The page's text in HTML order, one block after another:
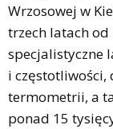
Wrzosowej w
trzech latach
specjalistyczne
i częstotliwości,
termometrii, a
ponad 15